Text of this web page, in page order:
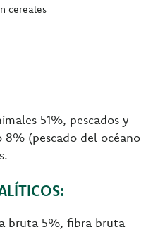
cereales
51%, pescados y
8% (pescado del océano
bruta 5%, fibra bruta